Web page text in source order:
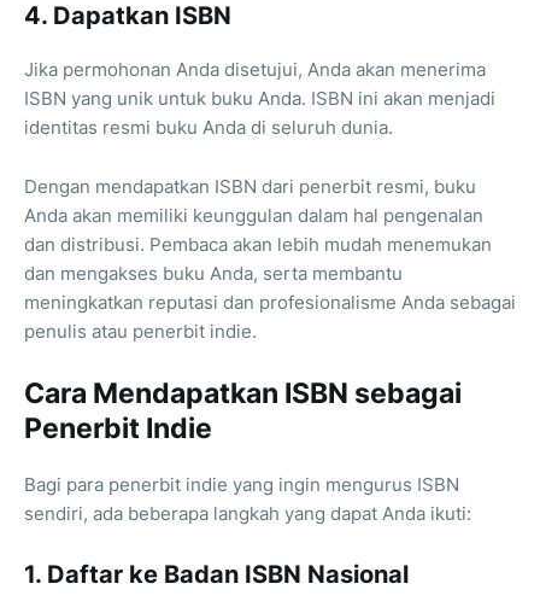
4. Dapatkan ISBN
Jika permohonan Anda disetujui, Anda akan menerima
ISBN yang unik untuk buku Anda. ISBN ini akan menjadi
identitas resmi buku Anda di seluruh dunia.
Dengan mendapatkan ISBN dari penerbit resmi, buku
Anda akan memiliki keunggulan dalam hal pengenalan
dan distribusi. Pembaca akan lebih mudah menemukan
dan mengakses buku Anda, serta membantu
meningkatkan reputasi dan profesionalisme Anda sebagai
penulis atau penerbit indie.
Cara Mendapatkan ISBN sebagai
Penerbit Indie
Bagi para penerbit indie yang ingin mengurus ISBN
sendiri, ada beberapa langkah yang dapat Anda ikuti:
1. Daftar ke Badan ISBN Nasional